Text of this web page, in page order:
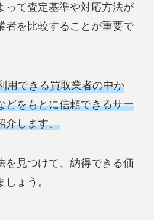
って査定基準や対応方法が
者を比較することが重要で
用できる買取業者の中か
どをもとに信頼できるサー
介します。
を見つけて、納得できる価
ょう。